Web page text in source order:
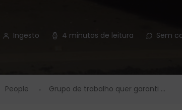
Ingesto 4 minutos de leitura Sem
People Grupo de trabalho quer garanti ...